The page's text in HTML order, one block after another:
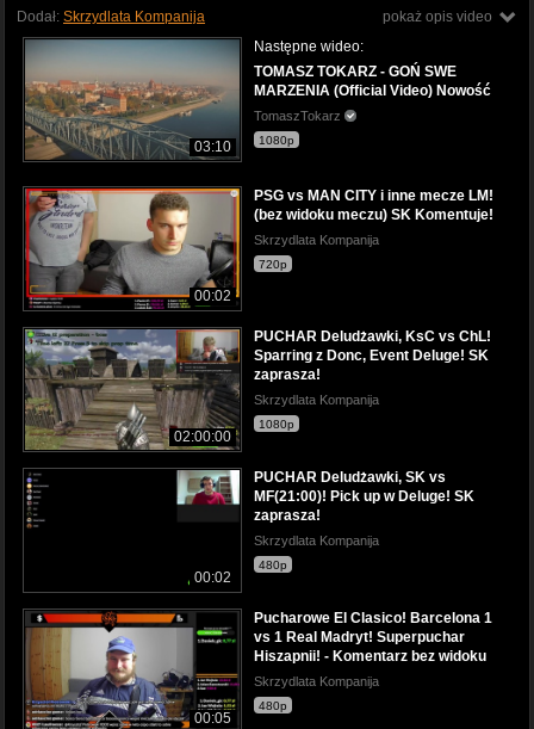
pokaż opis video
Dodał: Skrzydlata Kompanija
03:10
Następne wideo:
TOMASZ TOKARZ - GOŃ SWE
MARZENIA (Official Video) Nowość
TomaszTokarz
1080p
00:02
PSG vs MAN CITY i inne mecze LM!
(bez widoku meczu) SK Komentuje!
Skrzydlata Kompanija
720p
02:00:00
PUCHAR Deludżawki, KsC vs ChL!
Sparring z Donc, Event Deluge! SK
zaprasza!
Skrzydlata Kompanija
1080p
00:02
PUCHAR Deludżawki, SK vs
MF(21:00)! Pick up w Deluge! SK
zaprasza!
Skrzydlata Kompanija
480p
00:05
Pucharowe El Clasico! Barcelona 1
vs 1 Real Madryt! Superpuchar
Hiszapnii! - Komentarz bez widoku
Skrzydlata Kompanija
480p